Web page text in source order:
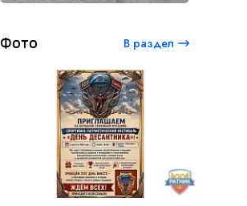
Фото В раздел